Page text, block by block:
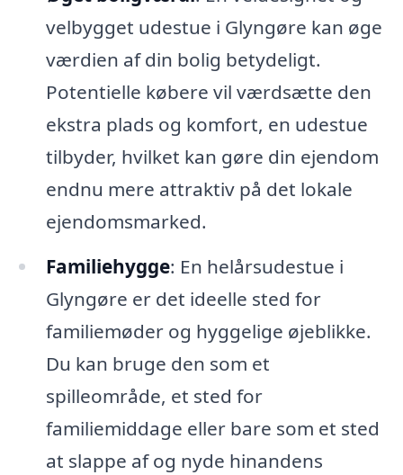
velbygget udestue i Glyngøre kan øge
værdien af din bolig betydeligt.
Potentielle købere vil værdsætte den
ekstra plads og komfort, en udestue
tilbyder, hvilket kan gøre din ejendom
endnu mere attraktiv på det lokale
ejendomsmarked.
Familiehygge: En helårsudestue i
Glyngøre er det ideelle sted for
familiemøder og hyggelige øjeblikke.
Du kan bruge den som et
spilleområde, et sted for
familiemiddage eller bare som et sted
at slappe af og nyde hinandens